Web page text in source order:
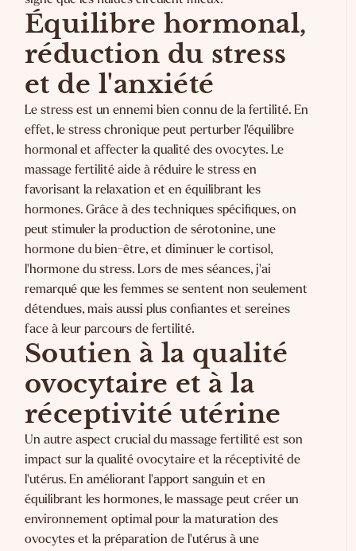
Équilibre hormonal,
réduction du stress
et de l'anxiété
Le stress est un ennemi bien connu de la fertilité. En
effet, le stress chronique peut perturber l'équilibre
hormonal et affecter la qualité des ovocytes. Le
massage fertilité aide à réduire le stress en
favorisant la relaxation et en équilibrant les
hormones. Grâce à des techniques spécifiques, on
peut stimuler la production de sérotonine, une
hormone du bien-être, et diminuer le cortisol,
l'hormone du stress. Lors de mes séances, j'ai
remarqué que les femmes se sentent non seulement
détendues, mais aussi plus confiantes et sereines
face à leur parcours de fertilité.
Soutien à la qualité
ovocytaire et à la
réceptivité utérine
Un autre aspect crucial du massage fertilité est son
impact sur la qualité ovocytaire et la réceptivité de
l'utérus. En améliorant l'apport sanguin et en
équilibrant les hormones, le massage peut créer un
environnement optimal pour la maturation des
ovocytes et la préparation de l'utérus à une